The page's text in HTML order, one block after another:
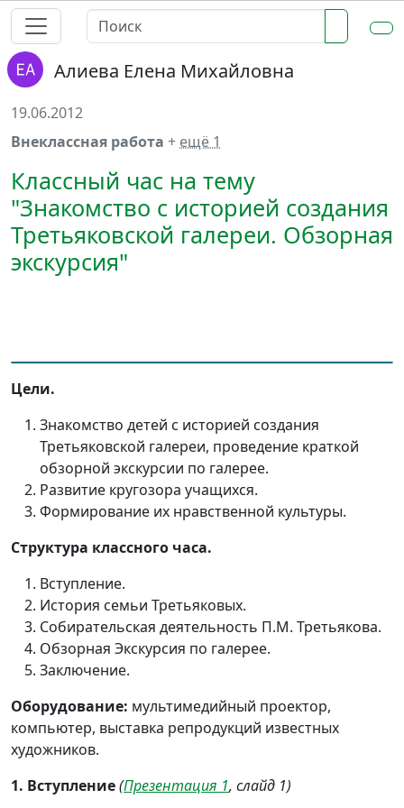
Алиева Елена Михайловна
19.06.2012
Внеклассная работа + ещё 1
Классный час на тему
"Знакомство с историей создания
Третьяковской галереи. Обзорная
экскурсия"
Цели.
Знакомство детей с историей создания
Третьяковской галереи, проведение краткой
обзорной экскурсии по галерее.
Развитие кругозора учащихся.
Формирование их нравственной культуры.
Структура классного часа.
Вступление.
История семьи Третьяковых.
Собирательская деятельность П.М. Третьякова.
Обзорная Экскурсия по галерее.
Заключение.
Оборудование: мультимедийный проектор,
компьютер, выставка репродукций известных
художников.
1. Вступление(Презентация 1, слайд 1)